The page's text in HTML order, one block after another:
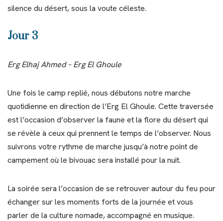
silence du désert, sous la voute céleste.
Jour 3
Erg Elhaj Ahmed – Erg El Ghoule
Une fois le camp replié, nous débutons notre marche
quotidienne en direction de l’Erg El Ghoule. Cette traversée
est l’occasion d’observer la faune et la flore du désert qui
se révèle à ceux qui prennent le temps de l’observer. Nous
suivrons votre rythme de marche jusqu’à notre point de
campement où le bivouac sera installé pour la nuit.
La soirée sera l’occasion de se retrouver autour du feu pour
échanger sur les moments forts de la journée et vous
parler de la culture nomade, accompagné en musique.